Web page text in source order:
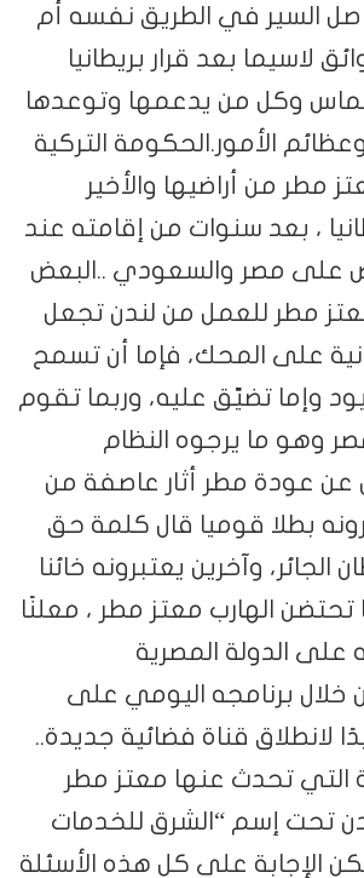
السير في الطريق نفسه أم
لاسيما بعد قرار بريطانيا
حماس وكل من يدعمها وتوعدها
وعظائم الأمور.الحكومة التركية
مطر من أراضيها والأخير
، بعد سنوات من إقامته عند
على مصر والسعودي ..البعض
مطر للعمل من لندن تجعل
على المحك، فإما أن تسمح
وإما تضيّق عليه، وربما تقوم
وهو ما يرجوه النظام
عن عودة مطر أثار عاصفة من
بطلا قوميا قال كلمة حق
وآخرين يعتبرونه خائنا
تحتضن الهارب معتز مطر ، معلنًا
على الدولة المصرية
برنامجه اليومي على
لانطلاق قناة فضائية جديدة..
التي تحدث عنها معتز مطر
تحت إسم “الشرق للخدمات
الإجابة على كل هذه الأسئلة